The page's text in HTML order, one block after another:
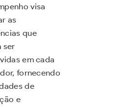
visa
as
que
ser
em cada
fornecendo
de
e